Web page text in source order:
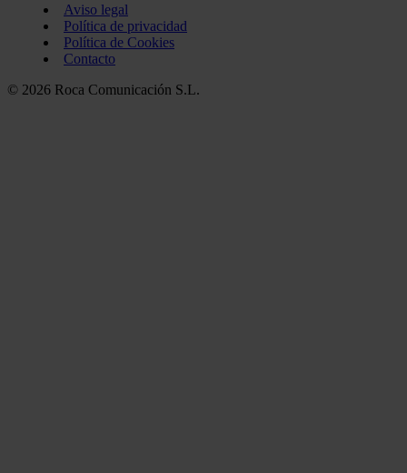
Aviso legal
Política de privacidad
Política de Cookies
Contacto
© 2026 Roca Comunicación S.L.